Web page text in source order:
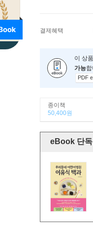
결제혜택
이 상
가능
PDF
종이책
50,400원
eBook 단독